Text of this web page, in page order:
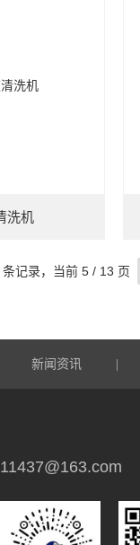
洗机
记录，当前 5 / 13 页
新闻资讯